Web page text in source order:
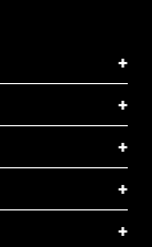
+
+
+
+
+